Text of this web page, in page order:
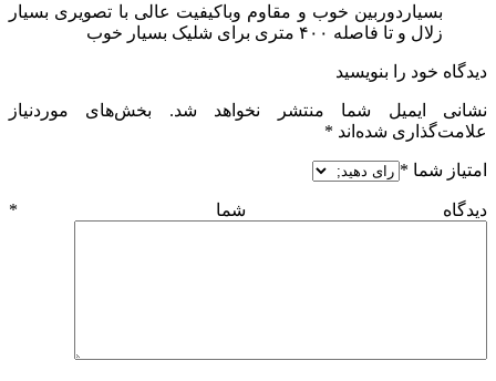
بسیاردوربین خوب و مقاوم وباکیفیت عالی با تصویری بسیار
زلال و تا فاصله ۴۰۰ متری برای شلیک بسیار خوب
دیدگاه خود را بنویسید
نشانی ایمیل شما منتشر نخواهد شد.
بخش‌های موردنیاز
علامت‌گذاری شده‌اند *
امتیاز شما *
دیدگاه شما *